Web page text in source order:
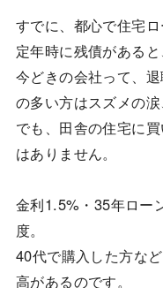
すでに、都心で住宅
定年時に残債があると
今どきの会社って、
の多い方はスズメの涙
でも、田舎の住宅に
はありません。
金利1.5%・35年ロー
度。
40代で購入した方な
高があるのです。